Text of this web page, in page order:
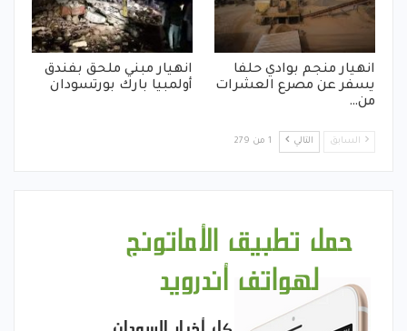
انهيار منجم بوادي حلفا
يسفر عن مصرع العشرات
من…
انهيار مبني ملحق بفندق
أولمبيا بارك بورتسودان
السابق التالي 1 من 279